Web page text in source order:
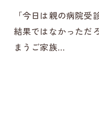
「今日は親の病院
結果ではなかっただ
まうご家族…